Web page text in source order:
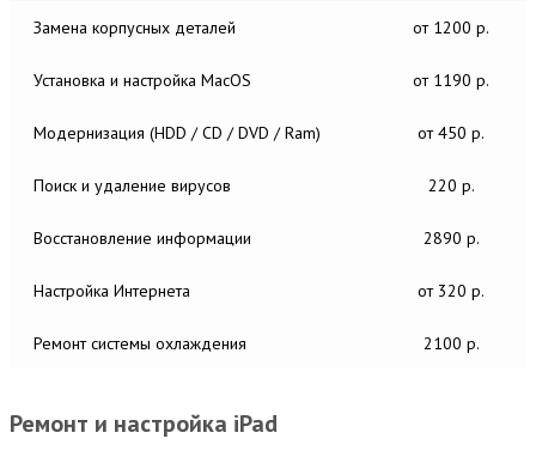
Замена корпусных деталей от 1200 р.
Установка и настройка MacОS от 1190 р.
Модернизация (HDD / CD / DVD / Ram) от 450 р.
Поиск и удаление вирусов 220 р.
Восстановление информации 2890 р.
Настройка Интернета от 320 р.
Ремонт системы охлаждения 2100 р.
Ремонт и настройка iPad